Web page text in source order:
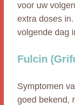
voor uw
extra doses
volgende dag
Fulcin
Symptomen
goed bekend,